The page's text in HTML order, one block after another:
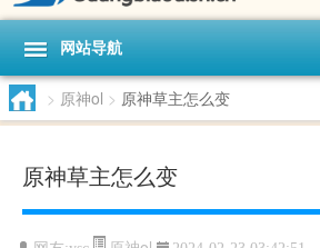
网站导航
> 原神ol > 原神草主怎么变
原神草主怎么变